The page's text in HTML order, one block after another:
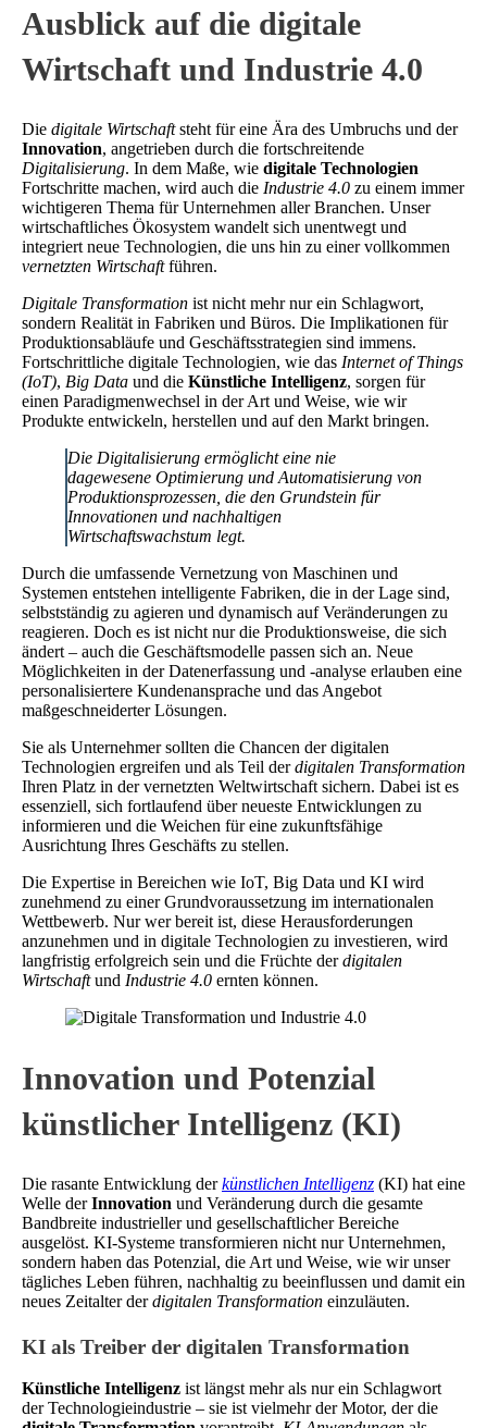
Ausblick auf die digitale
Wirtschaft und Industrie 4.0
Die digitale Wirtschaftsteht für eine Ära des Umbruchs und der
Innovation, angetrieben durch die fortschreitende
Digitalisierung. In dem Maße, wie digitale Technologien
Fortschritte machen, wird auch die Industrie 4.0 zu einem immer
wichtigeren Thema für Unternehmen aller Branchen. Unser
wirtschaftliches Ökosystem wandelt sich unentwegt und
integriert neue Technologien, die uns hin zu einer vollkommen
vernetzten Wirtschaftführen.
Digitale Transformation ist nicht mehr nur ein Schlagwort,
sondern Realität in Fabriken und Büros. Die Implikationen für
Produktionsabläufe und Geschäftsstrategien sind immens.
Fortschrittliche digitale Technologien, wie das Internet of Things
(IoT), Big Data und die Künstliche Intelligenz, sorgen für
einen Paradigmenwechsel in der Art und Weise, wie wir
Produkte entwickeln, herstellen und auf den Markt bringen.
Die Digitalisierung ermöglicht eine nie
dagewesene Optimierung und Automatisierung von
Produktionsprozessen, die den Grundstein für
Innovationen und nachhaltigen
Wirtschaftswachstum legt.
Durch die umfassende Vernetzung von Maschinen und
Systemen entstehen intelligente Fabriken, die in der Lage sind,
selbstständig zu agieren und dynamisch auf Veränderungen zu
reagieren. Doch es ist nicht nur die Produktionsweise, die sich
ändert – auch die Geschäftsmodelle passen sich an. Neue
Möglichkeiten in der Datenerfassung und -analyse erlauben eine
personalisiertere Kundenansprache und das Angebot
maßgeschneiderter Lösungen.
Sie als Unternehmer sollten die Chancen der digitalen
Technologien ergreifen und als Teil derdigitalen Transformation
Ihren Platz in der vernetzten Weltwirtschaft sichern. Dabei ist es
essenziell, sich fortlaufend über neueste Entwicklungen zu
informieren und die Weichen für eine zukunftsfähige
Ausrichtung Ihres Geschäfts zu stellen.
Die Expertise in Bereichen wie IoT, Big Data und KI wird
zunehmend zu einer Grundvoraussetzung im internationalen
Wettbewerb. Nur wer bereit ist, diese Herausforderungen
anzunehmen und in digitale Technologien zu investieren, wird
langfristig erfolgreich sein und die Früchte derdigitalen
Wirtschaftund Industrie 4.0 ernten können.
Innovation und Potenzial
künstlicher Intelligenz (KI)
Die rasante Entwicklung derkünstlichen Intelligenz (KI) hat eine
Welle derInnovation und Veränderung durch die gesamte
Bandbreite industrieller und gesellschaftlicher Bereiche
ausgelöst. KI-Systeme transformieren nicht nur Unternehmen,
sondern haben das Potenzial, die Art und Weise, wie wir unser
tägliches Leben führen, nachhaltig zu beeinflussen und damit ein
neues Zeitalter derdigitalen Transformation einzuläuten.
KI als Treiber der digitalen Transformation
Künstliche Intelligenz ist längst mehr als nur ein Schlagwort
der Technologieindustrie – sie ist vielmehr der Motor, der die